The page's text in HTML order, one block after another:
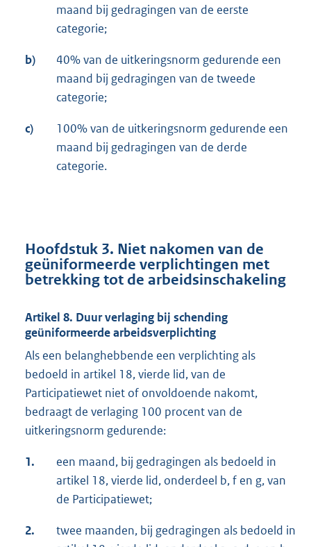
maand bij gedragingen van de eerste
categorie;
b)
40% van de uitkeringsnorm gedurende een
maand bij gedragingen van de tweede
categorie;
c)
100% van de uitkeringsnorm gedurende een
maand bij gedragingen van de derde
categorie.
Hoofdstuk 3. Niet nakomen van de
geüniformeerde verplichtingen met
betrekking tot de arbeidsinschakeling
Artikel 8. Duur verlaging bij schending
geüniformeerde arbeidsverplichting
Als een belanghebbende een verplichting als
bedoeld in artikel 18, vierde lid, van de
Participatiewet niet of onvoldoende nakomt,
bedraagt de verlaging 100 procent van de
uitkeringsnorm gedurende:
1.
een maand, bij gedragingen als bedoeld in
artikel 18, vierde lid, onderdeel b, f en g, van
de Participatiewet;
2.
twee maanden, bij gedragingen als bedoeld in